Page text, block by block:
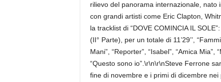
rilievo del panorama internazionale,
con grandi artisti come Eric Clapton,
la tracklist di “DOVE COMINCIA IL
(II° Parte), per un totale di 11’29’’,
Mani”, “Reporter”, “Isabel”, “Amica Mia”,
“Questo sono io”.\r\n\r\nSteve Ferrone
fine di novembre e i primi di dicembre